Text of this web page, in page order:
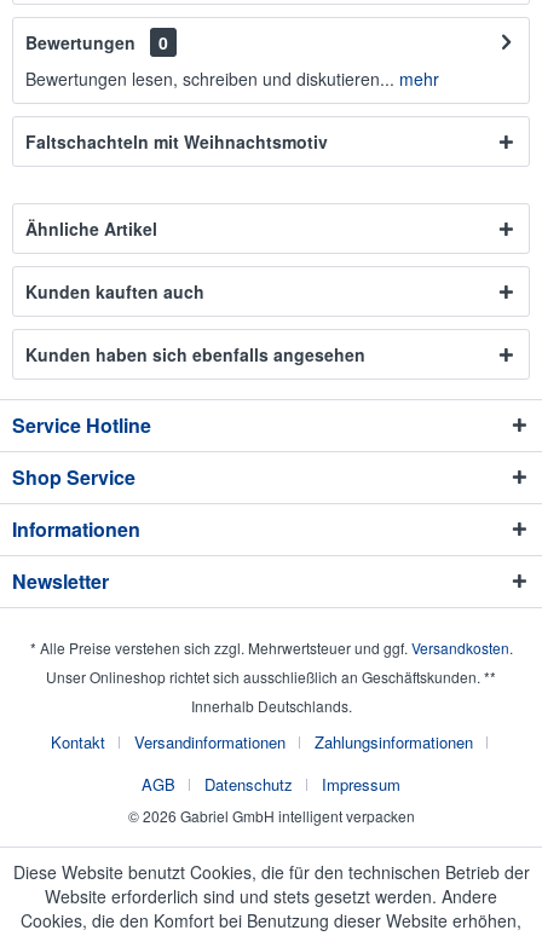
Bewertungen
0
Bewertungen lesen, schreiben und diskutieren... mehr
Faltschachteln mit Weihnachtsmotiv
Ähnliche Artikel
Kunden kauften auch
Kunden haben sich ebenfalls angesehen
Service Hotline
Shop Service
Informationen
Newsletter
* Alle Preise verstehen sich zzgl. Mehrwertsteuer und ggf. Versandkosten.
Unser Onlineshop richtet sich ausschließlich an Geschäftskunden. **
Innerhalb Deutschlands.
Kontakt Versandinformationen
Zahlungsinformationen
AGB
Datenschutz Impressum
© 2026 Gabriel GmbH intelligent verpacken
Diese Website benutzt Cookies, die für den technischen Betrieb der
Website erforderlich sind und stets gesetzt werden. Andere
Cookies, die den Komfort bei Benutzung dieser Website erhöhen,